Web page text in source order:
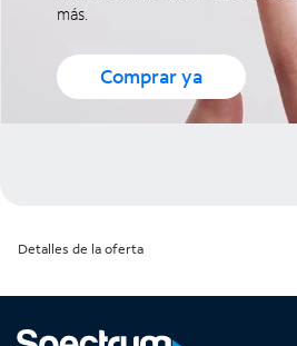
más.
Comprar ya
Detalles de la oferta